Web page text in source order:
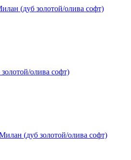
(дуб золотой/олива софт)
олива софт)
(дуб золотой/олива софт)